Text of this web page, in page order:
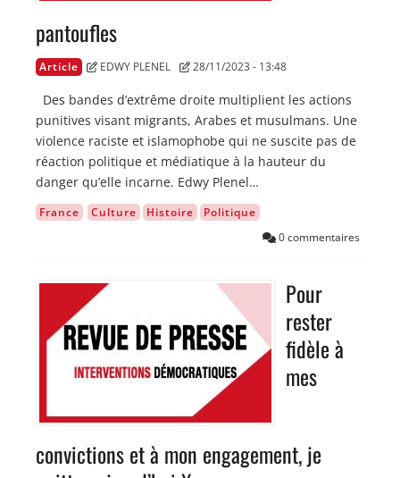
pantoufles
Article EDWY PLENEL 28/11/2023 - 13:48
Des bandes d’extrême droite multiplient les actions
punitives visant migrants, Arabes et musulmans. Une
violence raciste et islamophobe qui ne suscite pas de
réaction politique et médiatique à la hauteur du
danger qu’elle incarne. Edwy Plenel…
France Culture Histoire
Politique
0 commentaires
Pour
rester
fidèle à
mes
convictions et à mon engagement, je